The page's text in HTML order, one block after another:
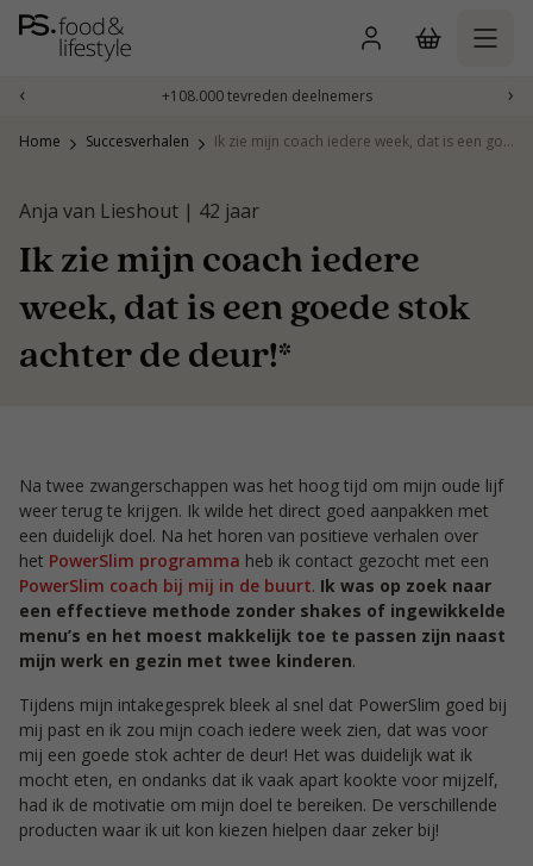
Naar
inhoud
‹ +108.000 tevreden deelnemers ›
Home Succesverhalen Ik zie mijn coach iedere week, dat is een goede stok achter de deur!*
Anja van Lieshout | 42 jaar
Ik zie mijn coach iedere
week, dat is een goede stok
achter de deur!*
Na twee zwangerschappen was het hoog tijd om mijn oude lijf
weer terug te krijgen. Ik wilde het direct goed aanpakken met
een duidelijk doel. Na het horen van positieve verhalen over
het PowerSlim programma heb ik contact gezocht met een
PowerSlim coach bij mij in de buurt. Ik was op zoek naar
een effectieve methode zonder shakes of ingewikkelde
menu’s en het moest makkelijk toe te passen zijn naast
mijn werk en gezin met twee kinderen.
Tijdens mijn intakegesprek bleek al snel dat PowerSlim goed bij
mij past en ik zou mijn coach iedere week zien, dat was voor
mij een goede stok achter de deur! Het was duidelijk wat ik
mocht eten, en ondanks dat ik vaak apart kookte voor mijzelf,
had ik de motivatie om mijn doel te bereiken. De verschillende
producten waar ik uit kon kiezen hielpen daar zeker bij!